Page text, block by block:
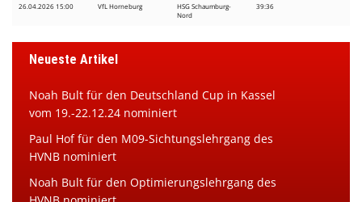
26.04.2026 15:00 VfL Horneburg
HSG Schaumburg-
Nord
39:36
Neueste Artikel
Noah Bult für den Deutschland Cup in Kassel
vom 19.-22.12.24 nominiert
Paul Hof für den M09-Sichtungslehrgang des
HVNB nominiert
Noah Bult für den Optimierungslehrgang des